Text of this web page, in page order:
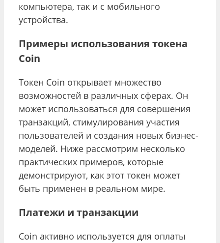
компьютера, так и с мобильного
устройства.
Примеры использования токена
Coin
Токен Coin открывает множество
возможностей в различных сферах. Он
может использоваться для совершения
транзакций, стимулирования участия
пользователей и создания новых бизнес-
моделей. Ниже рассмотрим несколько
практических примеров, которые
демонстрируют, как этот токен может
быть применен в реальном мире.
Платежи и транзакции
Coin активно используется для оплаты